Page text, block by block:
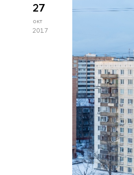
27
окт
2017